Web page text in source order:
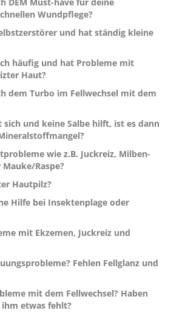
Wundpflege?
und hat ständig kleine
häufig und hat Probleme mit
Haut?
dem Turbo im Fellwechsel mit dem
sich und keine Salbe hilft, ist es dann
wie z.B. Juckreiz, Milben-
Raspe?
Hautpilz?
Hilfe bei Insektenplage oder
mit Ekzemen, Juckreiz und
Fehlen Fellglanz und
mit dem Fellwechsel? Haben
ihm etwas fehlt?